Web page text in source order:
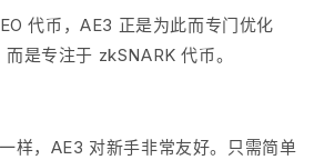
代币，AE3 正是为此而专门优化
是专注于 zkSNARK 代币。
样，AE3 对新手非常友好。只需简单